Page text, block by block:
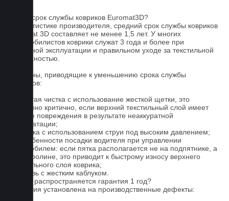
Какой срок службы ковриков Euromat3D?
По статистике производителя, средний срок службы ковриков
Euromat 3D составляет не менее 1,5 лет. У многих
автомобилистов коврики служат 3 года и более при
бережной эксплуатации и правильном уходе за текстильной
поверхностью.
Причины, приводящие к уменьшению срока службы
ковриков:
1. Частая чистка с использование жесткой щетки, это
особенно критично, если верхний текстильный слой имеет
мелкие повреждения в результате неаккуратной
эксплуатации;
2. Мойка с использованием струи под высоким давлением;
3. Особенности посадки водителя при управлении
автомобилем: если пятка располагается не на подпятнике, а
на ковролине, это приводит к быстрому износу верхнего
текстильного слоя коврика;
4. Обувь с жестким каблуком.
На что распространяется гарантия 1 год?
Гарантия установлена на производственные дефекты: